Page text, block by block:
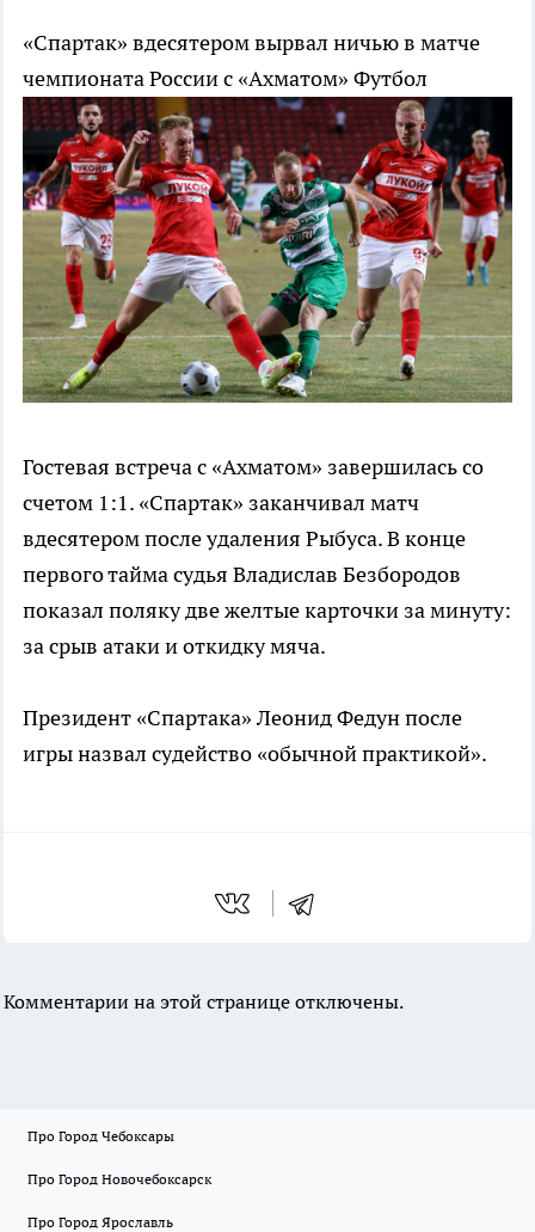
«Спартак» вдесятером вырвал ничью в матче
чемпионата России с «Ахматом» Футбол
Гостевая встреча с «Ахматом» завершилась со
счетом 1:1. «Спартак» заканчивал матч
вдесятером после удаления Рыбуса. В конце
первого тайма судья Владислав Безбородов
показал поляку две желтые карточки за минуту:
за срыв атаки и откидку мяча.
Президент «Спартака» Леонид Федун после
игры назвал судейство «обычной практикой».
Комментарии на этой странице отключены.
Про Город Чебоксары
Про Город Новочебоксарск
Про Город Ярославль